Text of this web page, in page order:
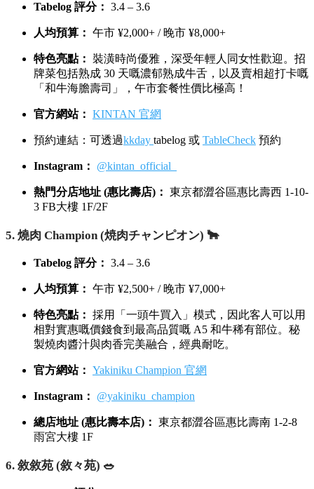
Tabelog 評分： 3.4 – 3.6
人均預算： 午市 ¥2,000+ / 晚市 ¥8,000+
特色亮點：
裝潢時尚優雅，深受年輕人同女性歡迎。招
牌菜包括熟成 30 天嘅濃郁熟成牛舌，以及賣相超打卡嘅
「和牛海膽壽司」，午市套餐性價比極高！
官方網站： KINTAN 官網
預約連結：可透過kkday tabelog 或 TableCheck 預約
Instagram： @kintan_official_
熱門分店地址 (惠比壽店)： 東京都澀谷區惠比壽西 1-10-
3 FB大樓 1F/2F
5. 燒肉 Champion (焼肉チャンピオン) 🐂
Tabelog 評分： 3.4 – 3.6
人均預算： 午市 ¥2,500+ / 晚市 ¥7,000+
特色亮點： 採用「一頭牛買入」模式，因此客人可以用
相對實惠嘅價錢食到最高品質嘅 A5 和牛稀有部位。秘
製燒肉醬汁與肉香完美融合，經典耐吃。
官方網站： Yakiniku Champion 官網
Instagram： @yakiniku_champion
總店地址 (惠比壽本店)： 東京都澀谷區惠比壽南 1-2-8
雨宮大樓 1F
6. 敘敘苑 (敘々苑) 🥗